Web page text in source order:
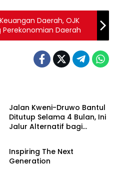
Daerah, OJK
Perekonomian Daerah
Jalan Kweni-Druwo Bantul
Ditutup Selama 4 Bulan, Ini
Jalur Alternatif bagi
Olahraga
Inspiring The Next
Generation